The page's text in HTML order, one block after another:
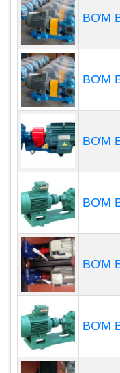
2. Bơm màng
Bơm màng Aro 1
bơm màng của
các nhà máy sản
dùng để bơm sơn
BƠM
BƠM
BƠM
BƠM
BƠM
BƠM